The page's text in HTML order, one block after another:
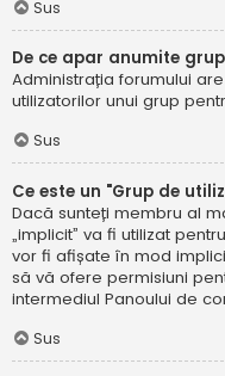
Sus
De ce apar anumite
Administrația forumului
utilizatorilor unui grup
Sus
Ce este un "Grup de
Dacă sunteți membru al
„implicit” va fi utilizat
vor fi afișate în mod
să vă ofere permisiuni
intermediul Panoului de
Sus